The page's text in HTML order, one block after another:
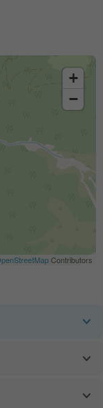
+
−
Contributors